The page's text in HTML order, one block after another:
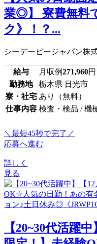
業◎】 寮費無料
ク》！？...
シーデーピージャパン株
給与 月収例271,960円
勤務地
栃木県 日光市
寮・社宅 あり（無料）
仕事内容 検査・検品 / 機
＼最短45秒で完了／
応募へ進む
詳しく
見る
【20~30代活躍